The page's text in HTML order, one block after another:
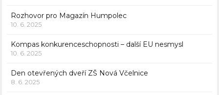
Rozhovor pro Magazín Humpolec
10. 6. 2025
Kompas konkurenceschopnosti – další EU nesmysl
10. 6. 2025
Den otevřených dveří ZŠ Nová Včelnice
8. 6. 2025